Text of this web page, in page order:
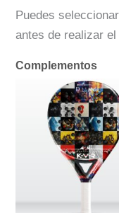
Puedes
antes de realizar el
Complementos